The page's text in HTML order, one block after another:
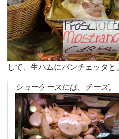
して、生ハムにパンチェッタと。
ショーケースには、チーズ。